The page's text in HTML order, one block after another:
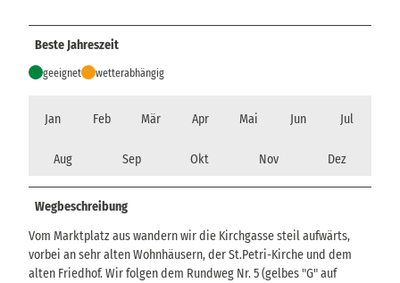
Beste Jahreszeit
geeignet wetterabhängig
Jan Feb Mär Apr Mai Jun Jul
Aug Sep Okt Nov Dez
Wegbeschreibung
Vom Marktplatz aus wandern wir die Kirchgasse steil aufwärts,
vorbei an sehr alten Wohnhäusern, der St.Petri-Kirche und dem
alten Friedhof. Wir folgen dem Rundweg Nr. 5 (gelbes "G" auf